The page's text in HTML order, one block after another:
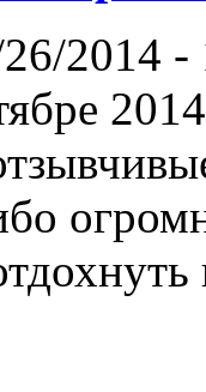
2014 -